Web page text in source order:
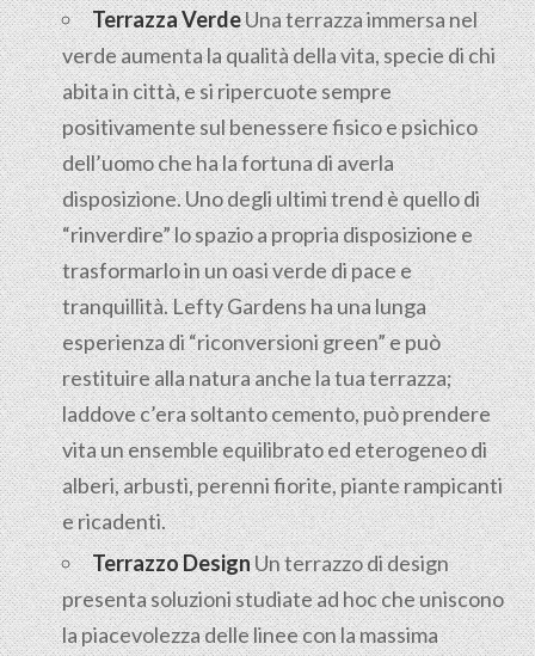
Terrazza VerdeUna terrazza immersa nel
verde aumenta la qualità della vita, specie di chi
abita in città, e si ripercuote sempre
positivamente sul benessere fisico e psichico
dell’uomo che ha la fortuna di averla
disposizione. Uno degli ultimi trend è quello di
“rinverdire” lo spazio a propria disposizione e
trasformarlo in un oasi verde di pace e
tranquillità. Lefty Gardens ha una lunga
esperienza di “riconversioni green” e può
restituire alla natura anche la tua terrazza;
laddove c’era soltanto cemento, può prendere
vita un ensemble equilibrato ed eterogeneo di
alberi, arbusti, perenni fiorite, piante rampicanti
e ricadenti.
Terrazzo DesignUn terrazzo di design
presenta soluzioni studiate ad hoc che uniscono
la piacevolezza delle linee con la massima